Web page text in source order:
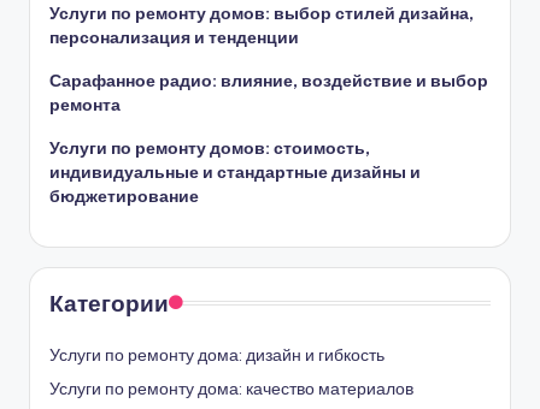
Услуги по ремонту домов: выбор стилей дизайна,
персонализация и тенденции
Сарафанное радио: влияние, воздействие и выбор
ремонта
Услуги по ремонту домов: стоимость,
индивидуальные и стандартные дизайны и
бюджетирование
Категории
Услуги по ремонту дома: дизайн и гибкость
Услуги по ремонту дома: качество материалов